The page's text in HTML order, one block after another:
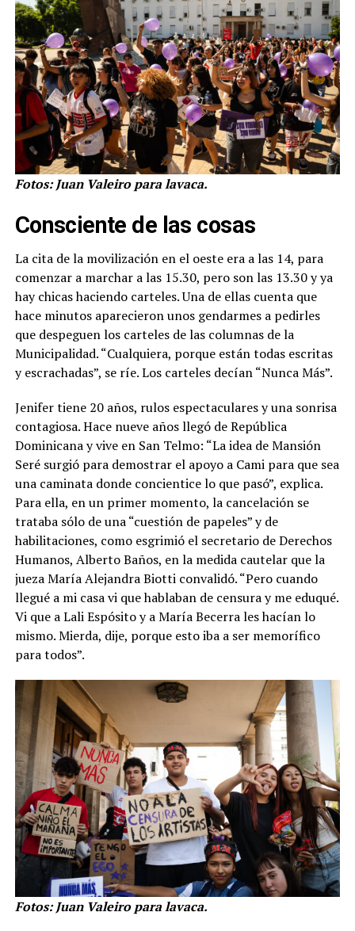
Fotos: Juan Valeiro para lavaca.
Consciente de las cosas
La cita de la movilización en el oeste era a las 14, para
comenzar a marchar a las 15.30, pero son las 13.30 y ya
hay chicas haciendo carteles. Una de ellas cuenta que
hace minutos aparecieron unos gendarmes a pedirles
que despeguen los carteles de las columnas de la
Municipalidad. “Cualquiera, porque están todas escritas
y escrachadas”, se ríe. Los carteles decían “Nunca Más”.
Jenifer tiene 20 años, rulos espectaculares y una sonrisa
contagiosa. Hace nueve años llegó de República
Dominicana y vive en San Telmo: “La idea de Mansión
Seré surgió para demostrar el apoyo a Cami para que sea
una caminata donde concientice lo que pasó”, explica.
Para ella, en un primer momento, la cancelación se
trataba sólo de una “cuestión de papeles” y de
habilitaciones, como esgrimió el secretario de Derechos
Humanos, Alberto Baños, en la medida cautelar que la
jueza María Alejandra Biotti convalidó. “Pero cuando
llegué a mi casa vi que hablaban de censura y me eduqué.
Vi que a Lali Espósito y a María Becerra les hacían lo
mismo. Mierda, dije, porque esto iba a ser memorífico
para todos”.
Fotos: Juan Valeiro para lavaca.